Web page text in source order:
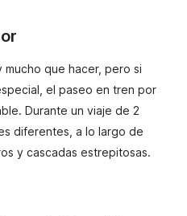
que hacer, pero si
el paseo en tren por
Durante un viaje de 2
diferentes, a lo largo de
y cascadas estrepitosas.